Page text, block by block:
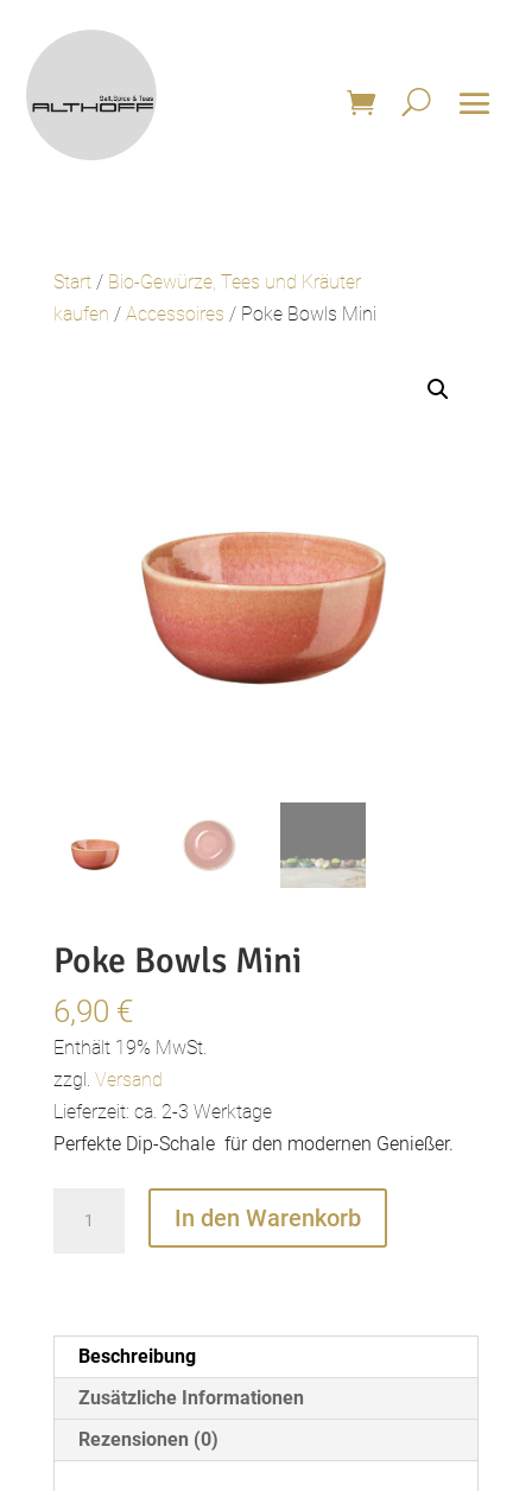
Start/ Bio-Gewürze, Tees und Kräuter
kaufen / Accessoires / Poke Bowls Mini
Poke Bowls Mini
6,90 €
Enthält 19% MwSt.
zzgl. Versand
Lieferzeit: ca. 2-3 Werktage
Perfekte Dip-Schale für den modernen Genießer.
In den Warenkorb
Beschreibung
Zusätzliche Informationen
Rezensionen (0)